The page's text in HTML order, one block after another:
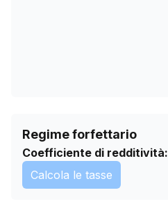
Regime forfettario
Coefficiente di redditività:
Calcola le tasse